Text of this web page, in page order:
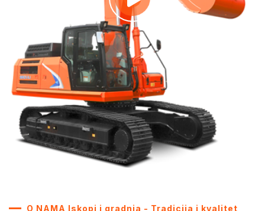
O NAMA Iskopi i gradnja - Tradicija i kvalitet